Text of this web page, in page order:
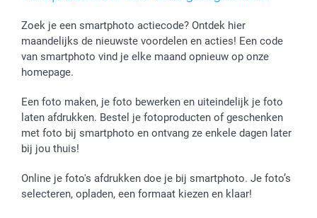
Fotokalenders & Fotoagenda's
Moederdag
Vaderdag
Verjaardag
Geboorte
Klachtenregeling
Wettelijke garantie
Privacybeleid
Cookiebeleid
Prijslijst
Jobs & Stages
Investor Relations
Betalingsmogelijkheden
Grote bestellingen
Levering
Mijn orderstatus
smartfriends
Zoek je een smartphoto actiecode? Ontdek hier
maandelijks de nieuwste voordelen en acties! Een code
van smartphoto vind je elke maand opnieuw op onze
homepage.
Een foto maken, je foto bewerken en uiteindelijk je foto
laten afdrukken. Bestel je fotoproducten of geschenken
met foto bij smartphoto en ontvang ze enkele dagen later
bij jou thuis!
Online je foto's afdrukken doe je bij smartphoto. Je foto’s
selecteren, opladen, een formaat kiezen en klaar!